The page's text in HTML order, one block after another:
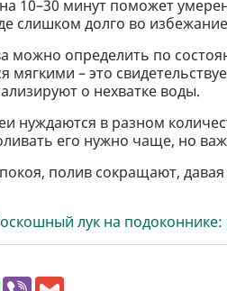
10–30 минут поможет
слишком долго во
можно определить по
мягкими – это
о нехватке воды.
нуждаются в разном
его нужно чаще, но
полив сокращают,
лук на подоконнике:
W V